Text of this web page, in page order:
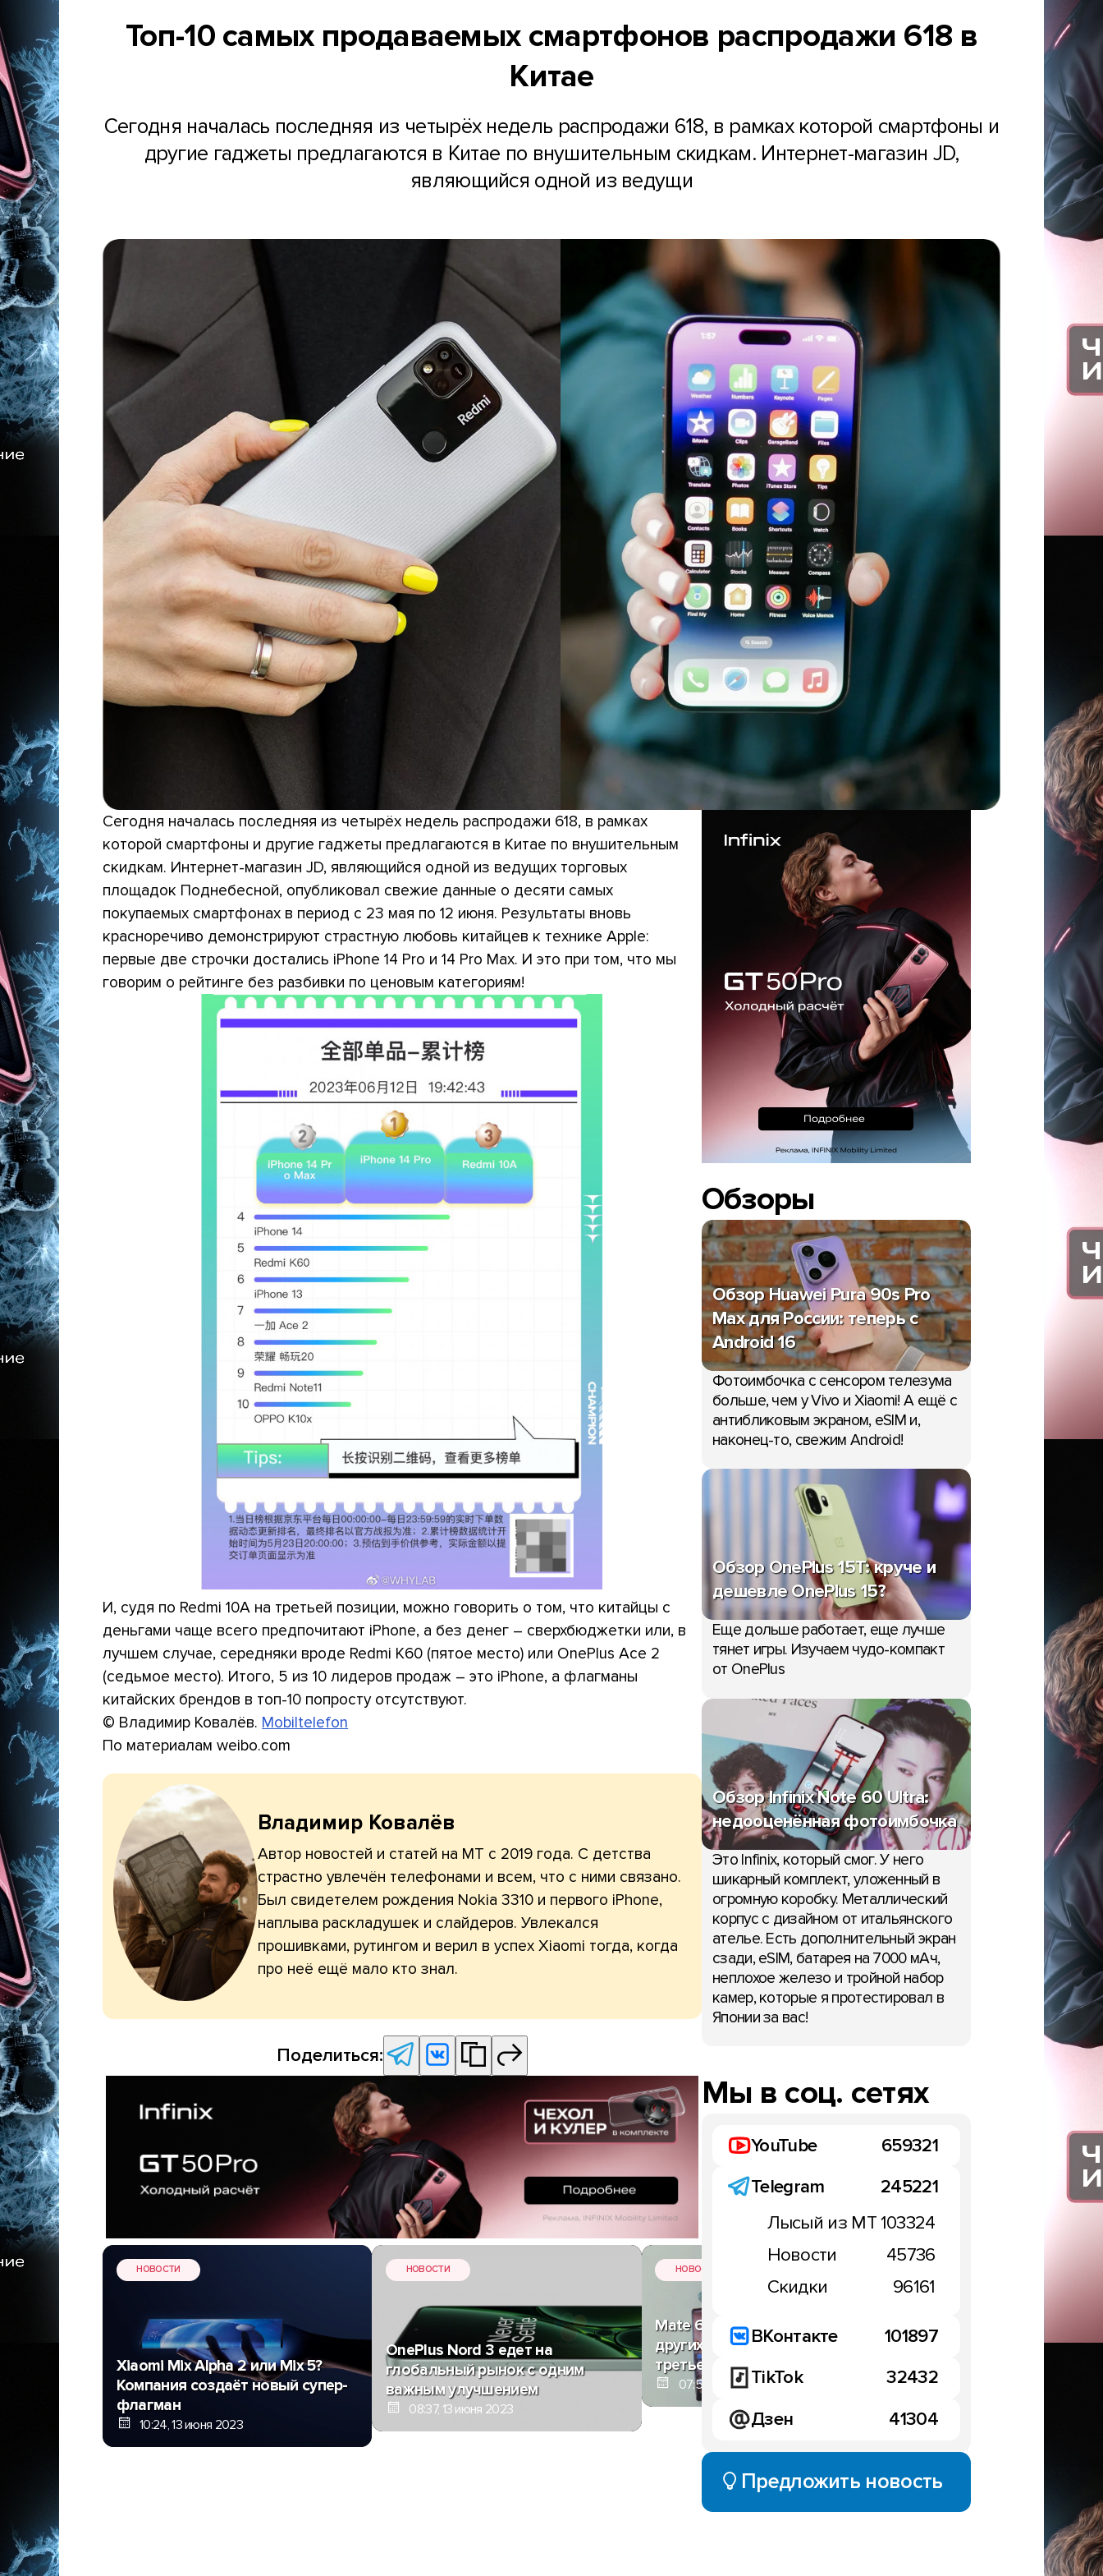
Топ-10 самых продаваемых смартфонов распродажи 618 в
Китае
Сегодня началась последняя из четырёх недель распродажи 618, в рамках которой смартфоны и
другие гаджеты предлагаются в Китае по внушительным скидкам. Интернет-магазин JD,
являющийся одной из ведущи
Сегодня началась последняя из четырёх недель распродажи 618, в рамках
которой смартфоны и другие гаджеты предлагаются в Китае по внушительным
скидкам. Интернет-магазин JD, являющийся одной из ведущих торговых
площадок Поднебесной, опубликовал свежие данные о десяти самых
покупаемых смартфонах в период с 23 мая по 12 июня. Результаты вновь
красноречиво демонстрируют страстную любовь китайцев к технике Apple:
первые две строчки достались iPhone 14 Pro и 14 Pro Max. И это при том, что мы
говорим о рейтинге без разбивки по ценовым категориям!
И, судя по Redmi 10A на третьей позиции, можно говорить о том, что китайцы с
деньгами чаще всего предпочитают iPhone, а без денег – сверхбюджетки или, в
лучшем случае, середняки вроде Redmi K60 (пятое место) или OnePlus Ace 2
(седьмое место). Итого, 5 из 10 лидеров продаж – это iPhone, а флагманы
китайских брендов в топ-10 попросту отсутствуют.
© Владимир Ковалёв. Mobiltelefon
По материалам weibo.com
Владимир Ковалёв
Автор новостей и статей на МТ с 2019 года. С детства
страстно увлечён телефонами и всем, что с ними связано.
Был свидетелем рождения Nokia 3310 и первого iPhone,
наплыва раскладушек и слайдеров. Увлекался
прошивками, рутингом и верил в успех Xiaomi тогда, когда
про неё ещё мало кто знал.
Поделиться:
НОВОСТИ
Xiaomi Mix Alpha 2 или Mix 5?
Компания создаёт новый супер-
флагман
10:24, 13 июня 2023
НОВОСТИ
OnePlus Nord 3 едет на
глобальный рынок с одним
важным улучшением
08:37, 13 июня 2023
НОВОСТИ
Mate 60 Pro, Find N3 и куча
других: грядущие новинки
третьего квартала
07:54, 13 июня 2023
фронталки вышли из
Обзоры
Обзор Huawei Pura 90s Pro
Max для России: теперь с
Android 16
Фотоимбочка с сенсором телезума
больше, чем у Vivo и Xiaomi! А ещё с
антибликовым экраном, eSIM и,
наконец-то, свежим Android!
Обзор OnePlus 15T: круче и
дешевле OnePlus 15?
Еще дольше работает, еще лучше
тянет игры. Изучаем чудо-компакт
от OnePlus
Обзор Infinix Note 60 Ultra:
недооценённая фотоимбочка
Это Infinix, который смог. У него
шикарный комплект, уложенный в
огромную коробку. Металлический
корпус с дизайном от итальянского
ателье. Есть дополнительный экран
сзади, eSIM, батарея на 7000 мАч,
неплохое железо и тройной набор
камер, которые я протестировал в
Японии за вас!
Мы в соц. сетях
YouTube
659321
Telegram
245221
Лысый из МТ103324
Новости
45736
Скидки
96161
ВКонтакте
101897
TikTok
32432
Дзен
41304
Предложить новость